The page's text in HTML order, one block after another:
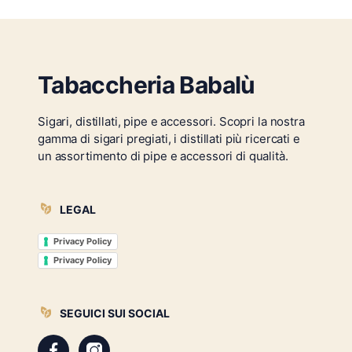
Tabaccheria Babalù
Sigari, distillati, pipe e accessori. Scopri la nostra
gamma di sigari pregiati, i distillati più ricercati e
un assortimento di pipe e accessori di qualità.
LEGAL
Privacy Policy
Privacy Policy
SEGUICI SUI SOCIAL